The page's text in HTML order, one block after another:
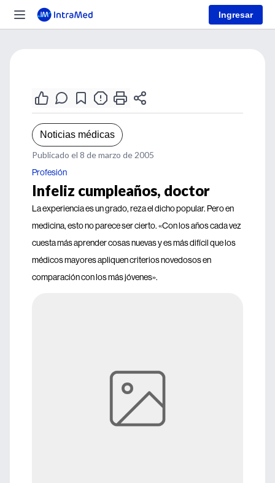
Ingresar
Noticias médicas
Publicado el 8 de marzo de 2005
Profesión
Infeliz cumpleaños, doctor
La experiencia es un grado, reza el dicho popular. Pero en
medicina, esto no parece ser cierto. «Con los años cada vez
cuesta más aprender cosas nuevas y es más difícil que los
médicos mayores apliquen criterios novedosos en
comparación con los más jóvenes».